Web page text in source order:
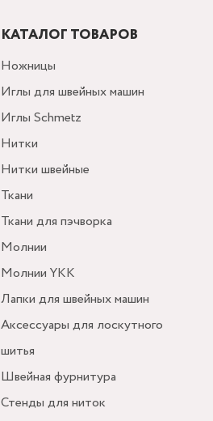
КАТАЛОГ ТОВАРОВ
Ножницы
Иглы для швейных машин
Иглы Schmetz
Нитки
Нитки швейные
Ткани
Ткани для пэчворка
Молнии
Молнии YKK
Лапки для швейных машин
Аксессуары для лоскутного
шитья
Швейная фурнитура
Стенды для ниток